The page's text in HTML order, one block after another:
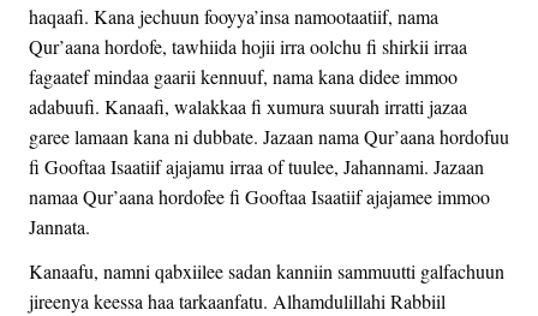
haqaafi. Kana jechuun fooyya’insa namootaatiif, nama
Qur’aana hordofe, tawhiida hojii irra oolchu fi shirkii irraa
fagaatef mindaa gaarii kennuuf, nama kana didee immoo
adabuufi. Kanaafi, walakkaa fi xumura suurah irratti jazaa
garee lamaan kana ni dubbate. Jazaan nama Qur’aana hordofuu
fi Gooftaa Isaatiif ajajamu irraa of tuulee, Jahannami. Jazaan
namaa Qur’aana hordofee fi Gooftaa Isaatiif ajajamee immoo
Jannata.
Kanaafu, namni qabxiilee sadan kanniin sammuutti galfachuun
jireenya keessa haa tarkaanfatu. Alhamdulillahi Rabbiil